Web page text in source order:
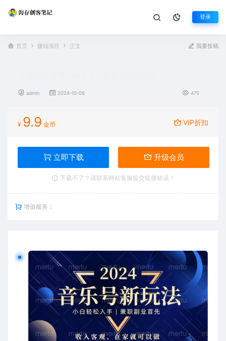
登录
首页 赚钱项目 正文 我要投稿
admin 2024-10-06 475
¥ 9.9 金币 VIP折扣
立即下载 升级会员
下载不了？请联系网站客服提交链接错误！
增值服务：